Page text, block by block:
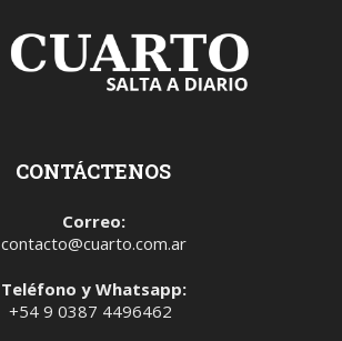
CONTÁCTENOS
Correo:
contacto@cuarto.com.ar
Teléfono y Whatsapp:
+54 9 0387 4496462